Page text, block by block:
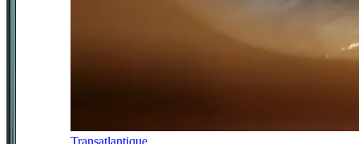
Transatlantique